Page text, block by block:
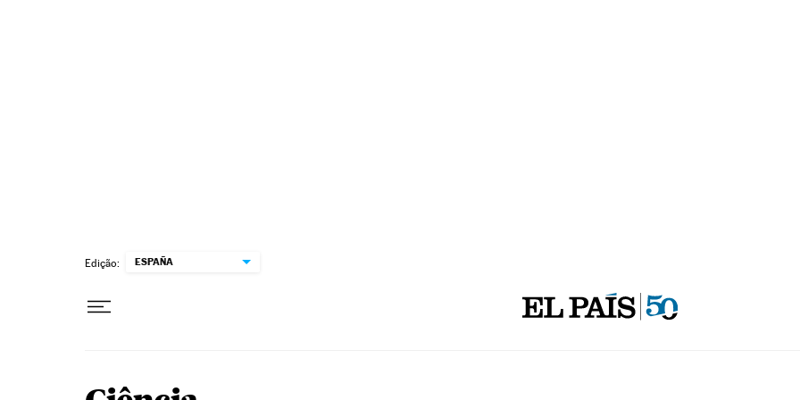
Edição: ESPAÑA